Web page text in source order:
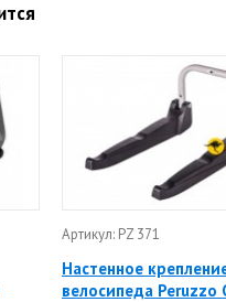
Артикул: PZ 371
Настенное
велосипеда Peruzzo